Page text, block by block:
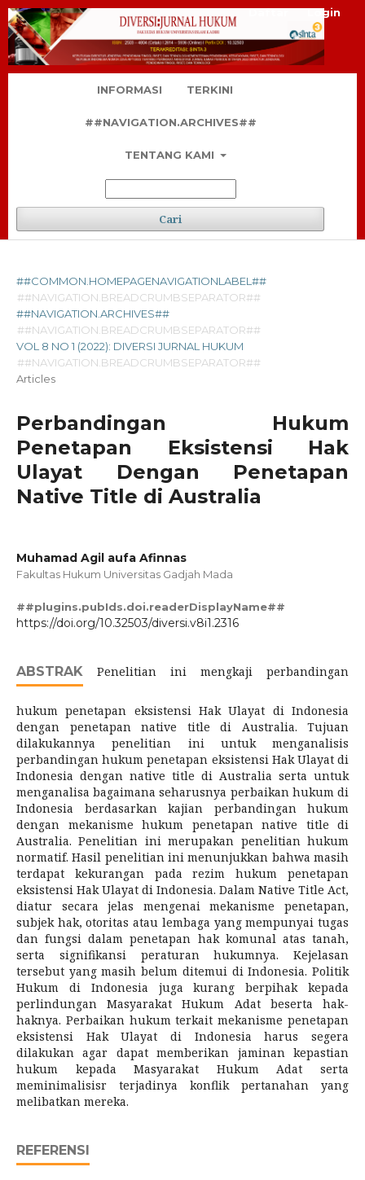
INFORMASI TERKINI
##NAVIGATION.ARCHIVES##
TENTANG KAMI
Cari
Daftar Login
##COMMON.HOMEPAGENAVIGATIONLABEL##
##NAVIGATION.BREADCRUMBSEPARATOR##
##NAVIGATION.ARCHIVES##
##NAVIGATION.BREADCRUMBSEPARATOR##
VOL 8 NO 1 (2022): DIVERSI JURNAL HUKUM
##NAVIGATION.BREADCRUMBSEPARATOR##
Articles
Perbandingan Hukum
Penetapan Eksistensi Hak
Ulayat Dengan Penetapan
Native Title di Australia
Muhamad Agil aufa Afinnas
Fakultas Hukum Universitas Gadjah Mada
##plugins.pubIds.doi.readerDisplayName##
https://doi.org/10.32503/diversi.v8i1.2316
ABSTRAK Penelitian ini mengkaji perbandingan
hukum penetapan eksistensi Hak Ulayat di Indonesia
dengan penetapan native title di Australia. Tujuan
dilakukannya penelitian ini untuk menganalisis
perbandingan hukum penetapan eksistensi Hak Ulayat di
Indonesia dengan native title di Australia serta untuk
menganalisa bagaimana seharusnya perbaikan hukum di
Indonesia berdasarkan kajian perbandingan hukum
dengan mekanisme hukum penetapan native title di
Australia. Penelitian ini merupakan penelitian hukum
normatif. Hasil penelitian ini menunjukkan bahwa masih
terdapat kekurangan pada rezim hukum penetapan
eksistensi Hak Ulayat di Indonesia. Dalam Native Title Act,
diatur secara jelas mengenai mekanisme penetapan,
subjek hak, otoritas atau lembaga yang mempunyai tugas
dan fungsi dalam penetapan hak komunal atas tanah,
serta signifikansi peraturan hukumnya. Kejelasan
tersebut yang masih belum ditemui di Indonesia. Politik
Hukum di Indonesia juga kurang berpihak kepada
perlindungan Masyarakat Hukum Adat beserta hak-
haknya. Perbaikan hukum terkait mekanisme penetapan
eksistensi Hak Ulayat di Indonesia harus segera
dilakukan agar dapat memberikan jaminan kepastian
hukum kepada Masyarakat Hukum Adat serta
meminimalisisr terjadinya konflik pertanahan yang
melibatkan mereka.
REFERENSI